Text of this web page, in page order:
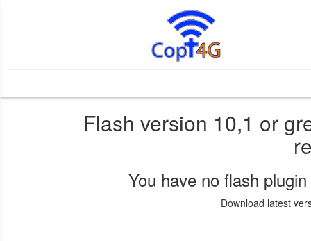
Flash version 10,1 or
You have no flash
Download latest